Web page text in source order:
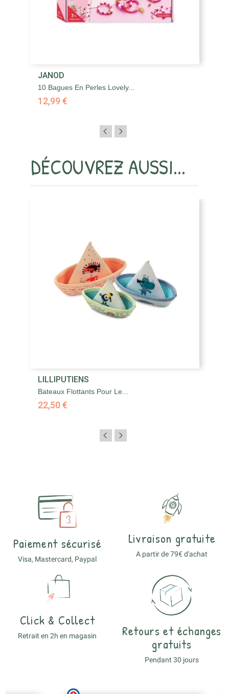
JANOD
10 Bagues En Perles Lovely...
12,99 €
DÉCOUVREZ AUSSI...
LILLIPUTIENS
Bateaux Flottants Pour Le...
22,50 €
Paiement sécurisé
Visa, Mastercard, Paypal
Livraison gratuite
A partir de 79€ d'achat
Click & Collect
Retrait en 2h en magasin
Retours et échanges
gratuits
Pendant 30 jours